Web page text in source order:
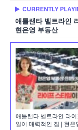
CURRENTLY
애틀랜타 벨트라인
현은영 부동산
애틀랜타 벨트라인 라
일이 매력적인 집 | 현은